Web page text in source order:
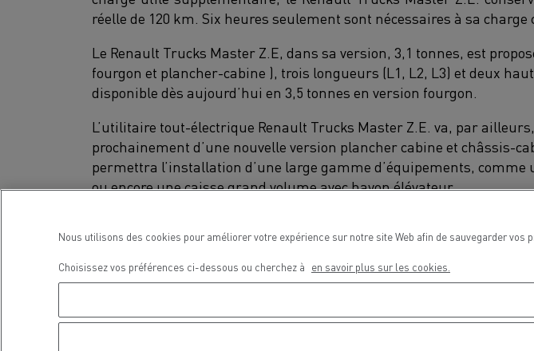
réelle de 120 km. Six heures seulement sont nécessaires à sa charge
Le Renault Trucks Master Z.E, dans sa version, 3,1 tonnes, est
fourgon et plancher-cabine ), trois longueurs (L1, L2, L3) et deux
disponible dès aujourd’hui en 3,5 tonnes en version fourgon.
L’utilitaire tout-électrique Renault Trucks Master Z.E. va, par
prochainement d’une nouvelle version plancher cabine et châssis-
permettra l’installation d’une large gamme d’équipements, comme
ou encore une caisse grand volume avec hayon élévateur.
PTAC : 3,1 à 3,5t
Moteur électrique d’une puissance de 57 kW
Nous utilisons des cookies pour améliorer votre expérience sur notre site Web afin de sauvegarder
Choisissez vos préférences ci-dessous ou cherchez à en savoir plus sur les cookies.